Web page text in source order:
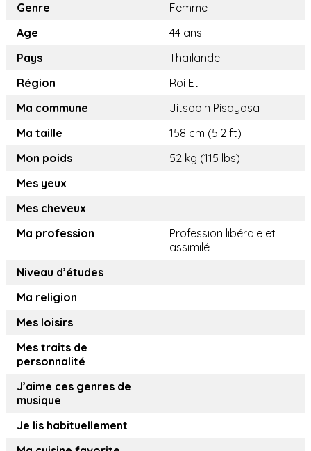
Genre
Femme
Age
44 ans
Pays
Thaïlande
Région
Roi Et
Ma commune
Jitsopin Pisayasa
Ma taille
158 cm (5.2 ft)
Mon poids
52 kg (115 lbs)
Mes yeux
Mes cheveux
Ma profession
Profession libérale et
assimilé
Niveau d’études
Ma religion
Mes loisirs
Mes traits de
personnalité
J’aime ces genres de
musique
Je lis habituellement